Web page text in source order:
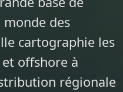
des
cartographie les
offshore à
régionale